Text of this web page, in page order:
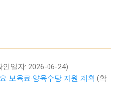
인일자: 2026-06-24)
보육료·양육수당 지원 계획 (확